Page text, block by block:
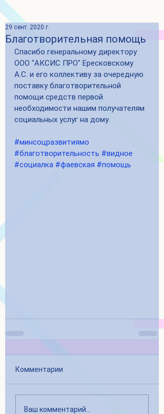
Благотворительная помощь
29 сент. 2020 г.
Спасибо генеральному директору
ООО "АКСИС ПРО" Ересковскому
А.С. и его коллективу за очередную
поставку благотворительной
помощи средств первой
необходимости нашим получателям
социальных услуг на дому.
#минсоцразвитиямо
#благотворительность #видное
#социалка #фаевская #помощь
Комментарии
Ваш комментарий...